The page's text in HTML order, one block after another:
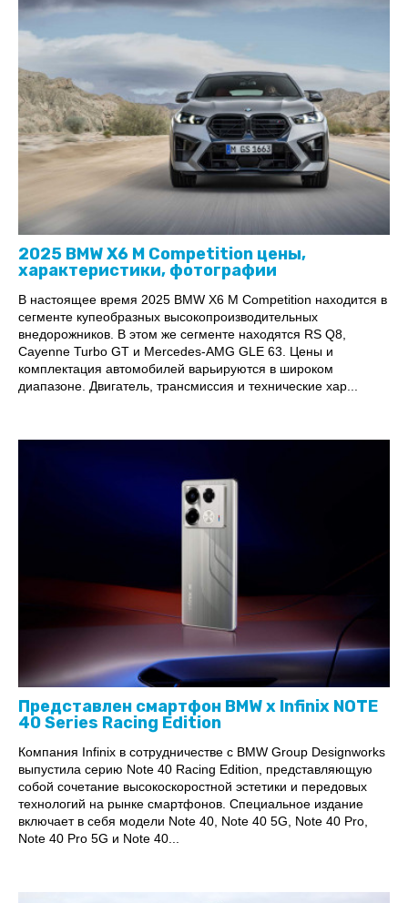
2025 BMW X6 M Competition цены,
характеристики, фотографии
В настоящее время 2025 BMW X6 M Competition находится в
сегменте купеобразных высокопроизводительных
внедорожников. В этом же сегменте находятся RS Q8,
Cayenne Turbo GT и Mercedes-AMG GLE 63. Цены и
комплектация автомобилей варьируются в широком
диапазоне. Двигатель, трансмиссия и технические хар...
Представлен смартфон BMW x Infinix NOTE
40 Series Racing Edition
Компания Infinix в сотрудничестве с BMW Group Designworks
выпустила серию Note 40 Racing Edition, представляющую
собой сочетание высокоскоростной эстетики и передовых
технологий на рынке смартфонов. Специальное издание
включает в себя модели Note 40, Note 40 5G, Note 40 Pro,
Note 40 Pro 5G и Note 40...